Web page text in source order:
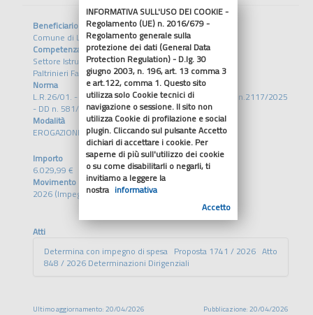
Beneficiario
Comune di Lizzano in Belvedere
Competenza
Settore Istruzione Sviluppo Sociale
Paltrinieri Fabrizia
Norma
L.R.26/01. - D.A.L. 24/2025 - DGR n.1108/2025 - DGR n.2117/2025
- DD n. 581/2026
Modalità
EROGAZIONE DIRETTA
Importo
6.029,99 €
Movimento
2026 (Impegno)
Atti
Determina con impegno di spesa Proposta 1741 / 2026 Atto
848 / 2026 Determinazioni Dirigenziali
Ultimo aggiornamento: 20/04/2026 Pubblicazione: 20/04/2026
INFORMATIVA SULL'USO DEI COOKIE -
Regolamento (UE) n. 2016/679 -
Regolamento generale sulla
protezione dei dati (General Data
Protection Regulation) - D.lg. 30
giugno 2003, n. 196, art. 13 comma 3
e art.122, comma 1. Questo sito
utilizza solo Cookie tecnici di
navigazione o sessione. Il sito non
utilizza Cookie di profilazione e social
plugin. Cliccando sul pulsante Accetto
dichiari di accettare i cookie. Per
saperne di più sull'utilizzo dei cookie
o su come disabilitarli o negarli, ti
invitiamo a leggere la
nostra informativa
Accetto